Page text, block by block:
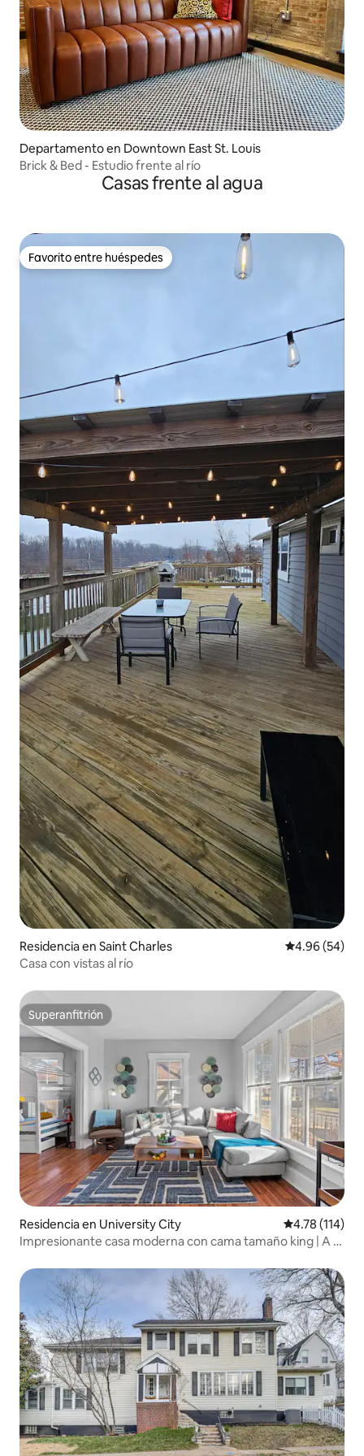
Departamento en Downtown East St. Louis
Brick & Bed - Estudio frente al río
Casas frente al agua
Favorito entre huéspedes
Favorito entre huéspedes
Residencia en Saint Charles Calificación
4.96 (54)
Casa con vistas al río
Superanfitrión
Superanfitrión
Residencia en University City Calificación
4.78 (114)
Impresionante casa moderna con cama tamaño king | A 3